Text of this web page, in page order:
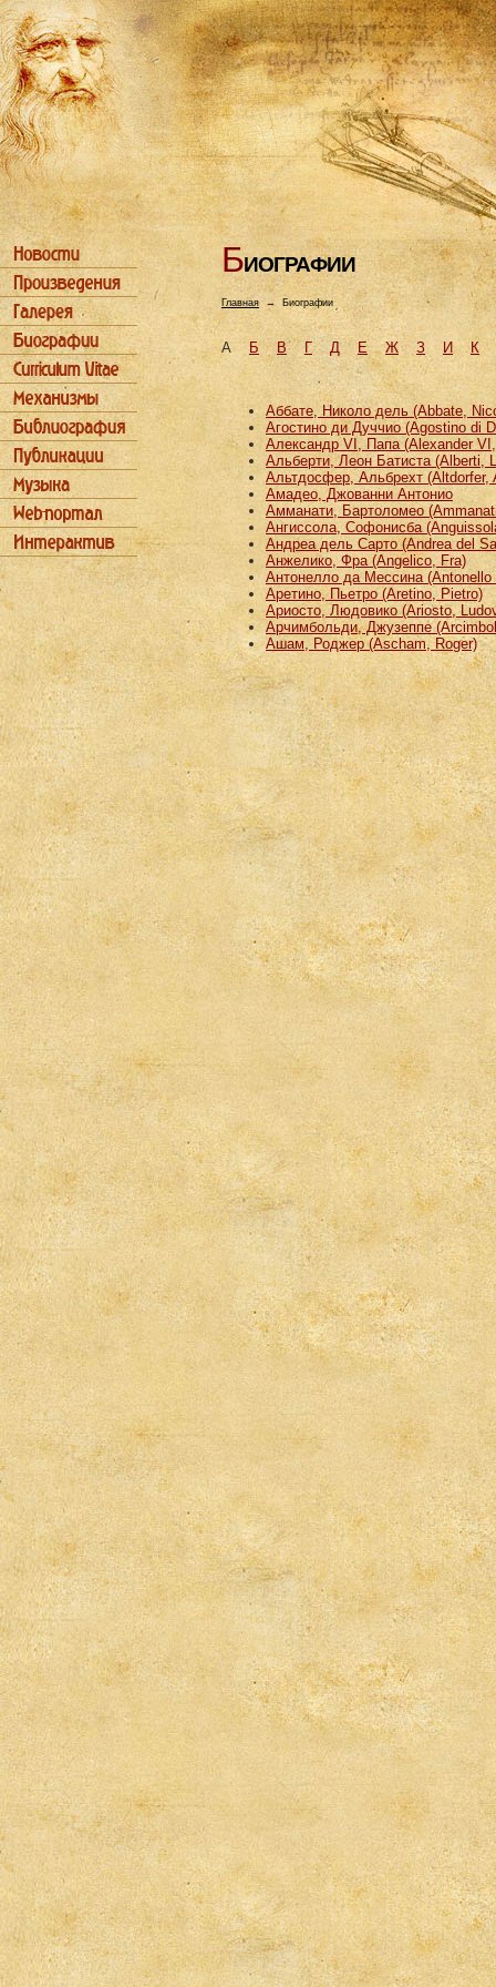
БИОГРАФИИ
Главная→ Биографии
АБ В Г Д Е Ж З И К
Аббате, Николо дель (Abbate,
Агостино ди Дуччио (Agostino di
Александр VI, Папа (Alexander
Альберти, Леон Батиста (Alberti,
Альтдосфер, Альбрехт (Altdorfer,
Амадео, Джованни Антонио
Амманати, Бартоломео
Ангиссола, Софонисба
Андреа дель Сарто (Andrea del
Анжелико, Фра (Angelico, Fra)
Антонелло да Мессина (Antonello
Аретино, Пьетро (Aretino, Pietro)
Ариосто, Людовико (Ariosto,
Арчимбольди, Джузеппе
Ашам, Роджер (Ascham, Roger)